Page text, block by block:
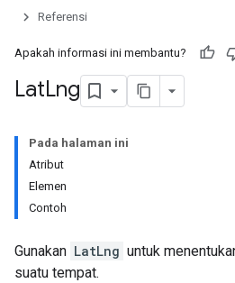
Referensi
Apakah informasi ini membantu?
LatLng
Pada halaman ini
Atribut
Elemen
Contoh
Gunakan LatLng untuk
suatu tempat.